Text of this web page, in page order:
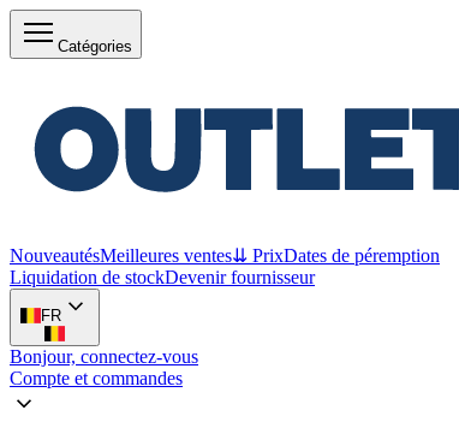
Catégories
NouveautésMeilleures ventes⇊ PrixDates de péremption
Liquidation de stockDevenir fournisseur
FR
Bonjour, connectez-vous
Compte et commandes